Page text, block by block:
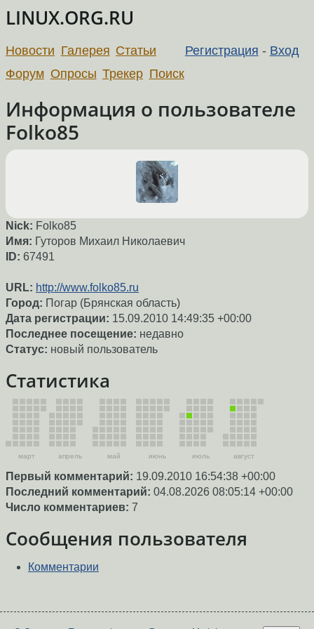
LINUX.ORG.RU
Регистрация - Вход
Новости Галерея Статьи
Форум Опросы Трекер Поиск
Информация о пользователе
Folko85
Nick: Folko85
Имя: Гуторов Михаил Николаевич
ID: 67491
URL: http://www.folko85.ru
Город: Погар (Брянская область)
Дата регистрации: 15.09.2010 14:49:35 +00:00
Последнее посещение: недавно
Статус: новый пользователь
Статистика
март апрель май июнь июль август
Первый комментарий: 19.09.2010 16:54:38 +00:00
Последний комментарий: 04.08.2026 08:05:14 +00:00
Число комментариев: 7
Сообщения пользователя
Комментарии